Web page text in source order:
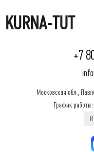
KURNA-TUT
+7
Московская обл.,
График